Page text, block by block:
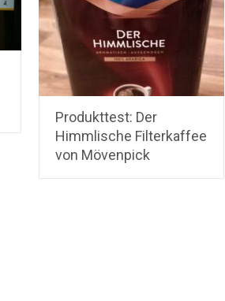
Produkttest: Der
Himmlische Filterkaffee
von Mövenpick